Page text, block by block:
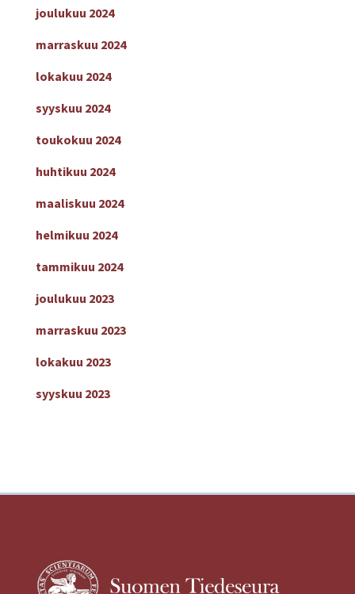
joulukuu 2024
marraskuu 2024
lokakuu 2024
syyskuu 2024
toukokuu 2024
huhtikuu 2024
maaliskuu 2024
helmikuu 2024
tammikuu 2024
joulukuu 2023
marraskuu 2023
lokakuu 2023
syyskuu 2023